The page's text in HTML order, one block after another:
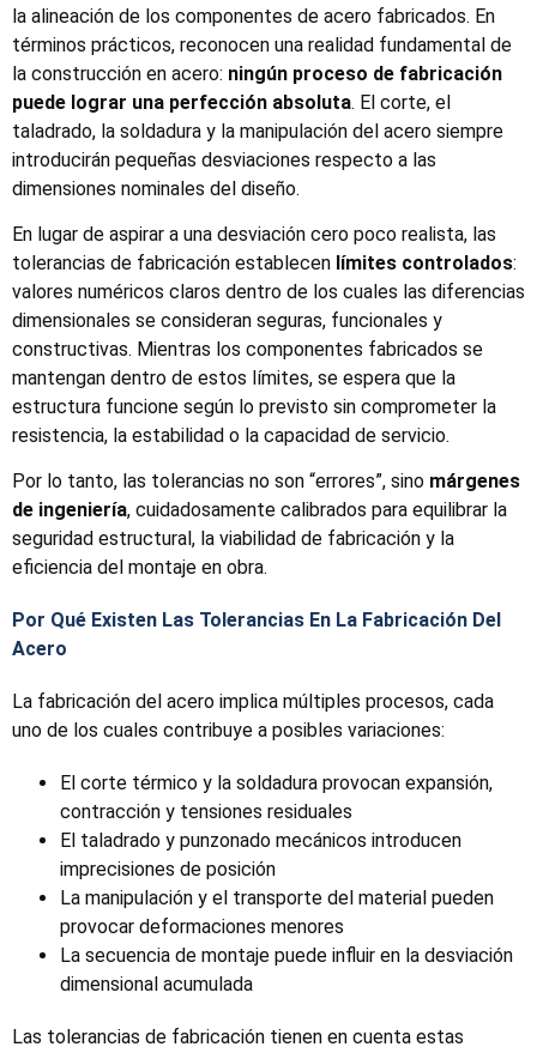
la alineación de los componentes de acero fabricados. En
términos prácticos, reconocen una realidad fundamental de
la construcción en acero: ningún proceso de fabricación
puede lograr una perfección absoluta. El corte, el
taladrado, la soldadura y la manipulación del acero siempre
introducirán pequeñas desviaciones respecto a las
dimensiones nominales del diseño.
En lugar de aspirar a una desviación cero poco realista, las
tolerancias de fabricación establecen límites controlados:
valores numéricos claros dentro de los cuales las diferencias
dimensionales se consideran seguras, funcionales y
constructivas. Mientras los componentes fabricados se
mantengan dentro de estos límites, se espera que la
estructura funcione según lo previsto sin comprometer la
resistencia, la estabilidad o la capacidad de servicio.
Por lo tanto, las tolerancias no son “errores”, sino márgenes
de ingeniería, cuidadosamente calibrados para equilibrar la
seguridad estructural, la viabilidad de fabricación y la
eficiencia del montaje en obra.
Por Qué Existen Las Tolerancias En La Fabricación Del
Acero
La fabricación del acero implica múltiples procesos, cada
uno de los cuales contribuye a posibles variaciones:
El corte térmico y la soldadura provocan expansión,
contracción y tensiones residuales
El taladrado y punzonado mecánicos introducen
imprecisiones de posición
La manipulación y el transporte del material pueden
provocar deformaciones menores
La secuencia de montaje puede influir en la desviación
dimensional acumulada
Las tolerancias de fabricación tienen en cuenta estas